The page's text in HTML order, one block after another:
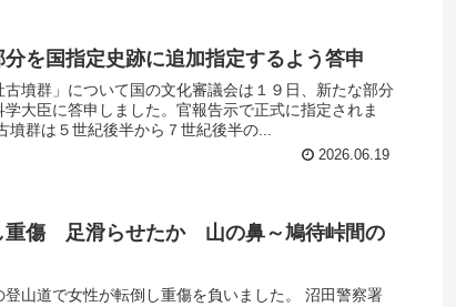
を国指定史跡に追加指定するよう答申
墳群」について国の文化審議会は１９日、新たな部分
大臣に答申しました。官報告示で正式に指定されま
群は５世紀後半から７世紀後半の...
2026.06.19
重傷 足滑らせたか 山の鼻～鳩待峠間の
山道で女性が転倒し重傷を負いました。 沼田警察署